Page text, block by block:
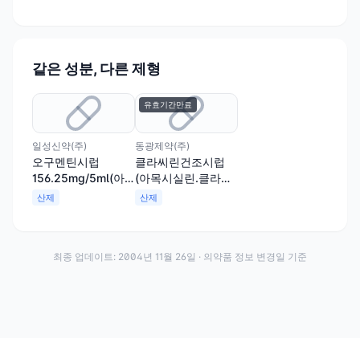
같은 성분, 다른 제형
일성신약(주)
오구멘틴시럽
156.25mg/5ml(아
목시실린`클라불란
산제
유효기간만료
동광제약(주)
클라씨린건조시럽
(아목시실린.클라불
란산칼륨)(4:1)
산제
최종 업데이트: 2004년 11월 26일 · 의약품 정보 변경일 기준